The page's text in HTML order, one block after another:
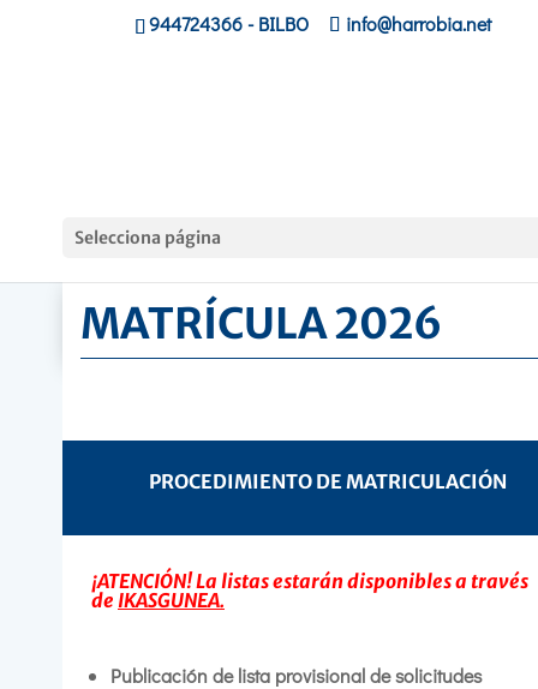
944724366- BILBO info@harrobia.net
Selecciona página
MATRÍCULA 2026
PROCEDIMIENTO DE MATRICULACIÓN
¡ATENCIÓN! La listas estarán disponibles a través
de IKASGUNEA.
Publicación de lista provisional de solicitudes